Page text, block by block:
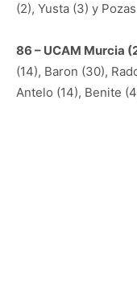
(2), Yusta (3) y
86 – UCAM Murcia
(14), Baron (30),
Antelo (14), Benite